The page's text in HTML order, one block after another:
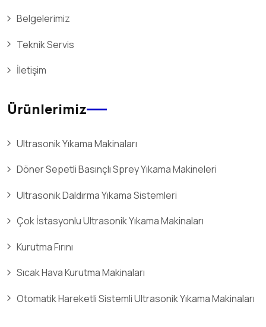
Belgelerimiz
Teknik Servis
İletişim
Ürünlerimiz
Ultrasonik Yıkama Makinaları
Döner Sepetli Basınçlı Sprey Yıkama Makineleri
Ultrasonik Daldırma Yıkama Sistemleri
Çok İstasyonlu Ultrasonik Yıkama Makinaları
Kurutma Fırını
Sıcak Hava Kurutma Makinaları
Otomatik Hareketli Sistemli Ultrasonik Yıkama Makinaları